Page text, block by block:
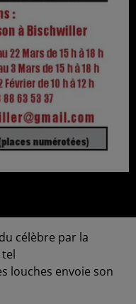
célèbre par la
louches envoie son